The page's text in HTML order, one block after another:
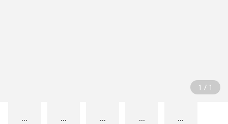
1 / 1
... ... ... ... ...